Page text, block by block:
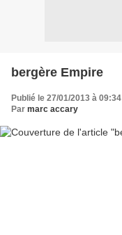
bergère Empire
Publié le 27/01/2013 à 09:34
Par marc accary